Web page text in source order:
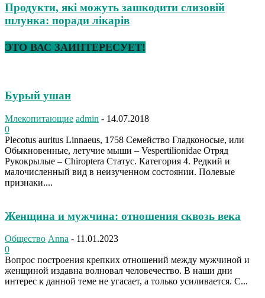
Продукти, які можуть зашкодити слизовій
шлунка: поради лікарів
ЭТО ВАС ЗАИНТЕРЕСУЕТ!
Бурый ушан
Млекопитающие admin - 14.07.2018
0
Plecotus auritus Linnaeus, 1758 Семейство Гладконосые, или
Обыкновенные, летучие мыши – Vespertilionidae Отряд
Рукокрылые – Chiroptera Статус. Категория 4. Редкий и
малочисленный вид в неизученном состоянии. Полевые
признаки....
Женщина и мужчина: отношения сквозь века
Общество Anna - 11.01.2023
0
Вопрос построения крепких отношений между мужчиной и
женщиной издавна волновал человечество. В наши дни
интерес к данной теме не угасает, а только усиливается. С...